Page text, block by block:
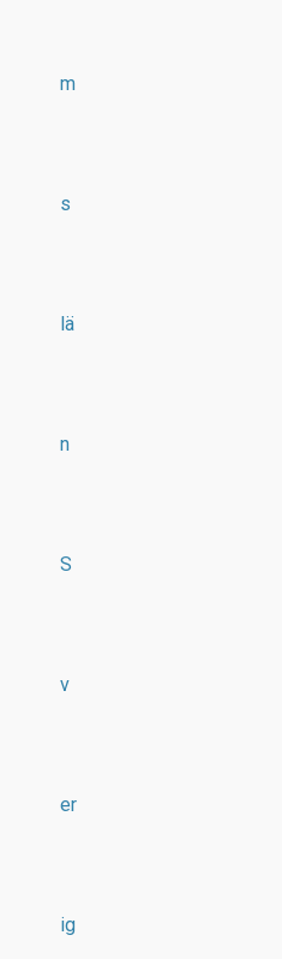
m
s
lä
n
S
v
er
ig